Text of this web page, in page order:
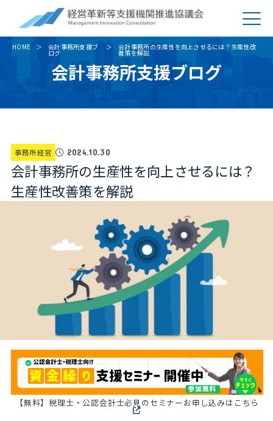
HOME 会計事務所支援ブ
ログ
会計事務所の生産性を向上させるには？生産性改
善策を解説
会計事務所支援ブログ
事務所経営 2024.10.30
会計事務所の生産性を向上させるには？
生産性改善策を解説
【無料】税理士・公認会計士必見のセミナーお申し込みはこちら